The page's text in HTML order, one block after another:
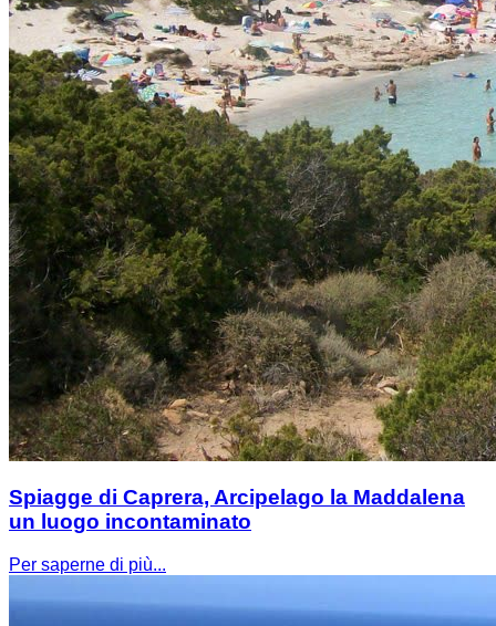
Spiagge di Caprera, Arcipelago la Maddalena
un luogo incontaminato
Per saperne di più...